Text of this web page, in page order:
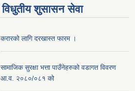
विधुतीय शुसासन सेवा
करारको लागि दरखास्त फारम ।
सामाजिक सुरक्षा भत्ता पाउँनेहरुको वडागत विवरण
आ.व. २०८०/०८१ को